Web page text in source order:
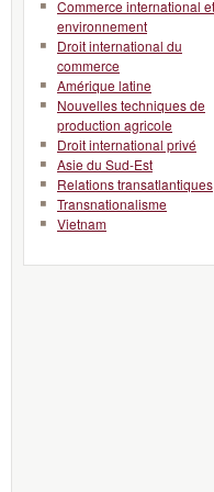
Commerce international et
environnement
Droit international du
commerce
Amérique latine
Nouvelles techniques de
production agricole
Droit international privé
Asie du Sud-Est
Relations transatlantiques
Transnationalisme
Vietnam